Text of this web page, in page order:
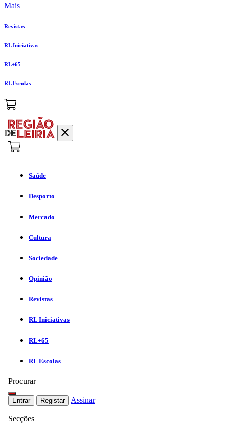
Mais
Revistas
RL Iniciativas
RL+65
RL Escolas
Saúde
Desporto
Mercado
Cultura
Sociedade
Opinião
Revistas
RL Iniciativas
RL+65
RL Escolas
Procurar
Entrar Registar Assinar
Secções